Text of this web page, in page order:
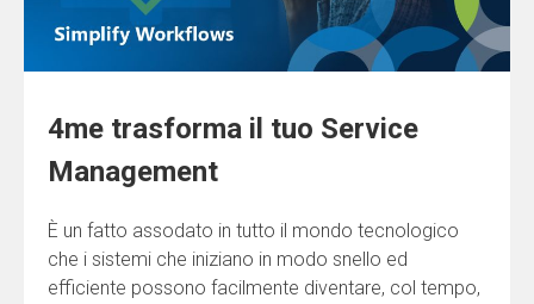
4me trasforma il tuo Service
Management
È un fatto assodato in tutto il mondo tecnologico
che i sistemi che iniziano in modo snello ed
efficiente possono facilmente diventare, col tempo,